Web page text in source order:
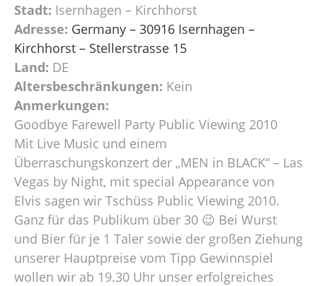
Stadt: Isernhagen – Kirchhorst
Adresse: Germany – 30916 Isernhagen –
Kirchhorst – Stellerstrasse 15
Land: DE
Altersbeschränkungen: Kein
Anmerkungen:
Goodbye Farewell Party Public Viewing 2010
Mit Live Music und einem
Überraschungskonzert der „MEN in BLACK“ – Las
Vegas by Night, mit special Appearance von
Elvis sagen wir Tschüss Public Viewing 2010.
Ganz für das Publikum über 30 😉 Bei Wurst
und Bier für je 1 Taler sowie der großen Ziehung
unserer Hauptpreise vom Tipp Gewinnspiel
wollen wir ab 19.30 Uhr unser erfolgreiches